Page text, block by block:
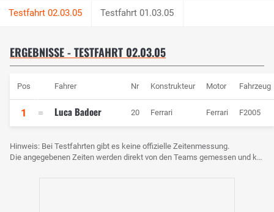
Testfahrt 01.03.05
ERGEBNISSE - TESTFAHRT 02.03.05
Pos Fahrer Nr Konstrukteur Motor Fahrzeug
1 Luca Badoer 20 Ferrari Ferrari F2005
Hinweis: Bei Testfahrten gibt es keine offizielle Zeitenmessung.
Die angegebenen Zeiten werden direkt von den Teams gemessen und können voneinander abweichen.